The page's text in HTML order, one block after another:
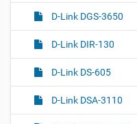
D-Link DGS-3650
D-Link DIR-130
D-Link DS-605
D-Link DSA-3110